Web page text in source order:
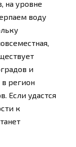
на уровне
воду
и
регион
Если удастся
к